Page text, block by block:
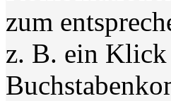
zum
z. B. ein